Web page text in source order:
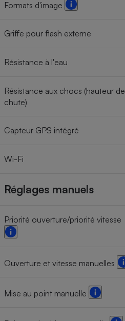
Formats d'image
Griffe pour flash externe
Résistance à l'eau
Résistance aux chocs (hauteur de
chute)
Capteur GPS intégré
Wi-Fi
Réglages manuels
Priorité ouverture/priorité vitesse
Ouverture et vitesse manuelles
Mise au point manuelle